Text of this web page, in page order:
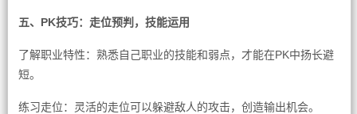
五、PK技巧：走位预判，技能运用
了解职业特性：熟悉自己职业的技能和弱点，才能在PK中扬长避
短。
练习走位：灵活的走位可以躲避敌人的攻击，创造输出机会。